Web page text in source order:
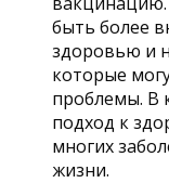
быть более
здоровью и
которые
проблемы. В
подход к
многих
жизни.